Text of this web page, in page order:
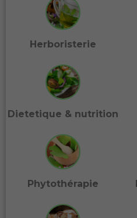
Herboristerie
Dietetique & nutrition
Phytothérapie